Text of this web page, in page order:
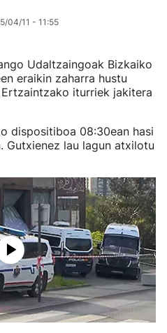
04/11 - 11:55
Udaltzaingoak Bizkaiko
eraikin zaharra hustu
iturriek jakitera
dispositiboa 08:30ean hasi
Gutxienez lau lagun atxilotu